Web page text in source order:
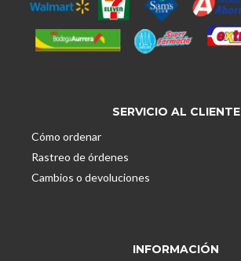
SERVICIO AL CLIENTE
Cómo ordenar
Rastreo de órdenes
Cambios o devoluciones
INFORMACIÓN